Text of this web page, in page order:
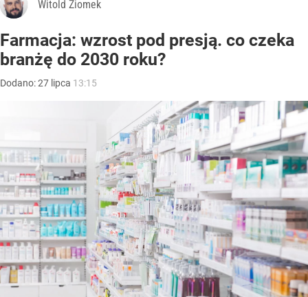
Witold Ziomek
Farmacja: wzrost pod presją. co czeka
branżę do 2030 roku?
Dodano:27 lipca 13:15